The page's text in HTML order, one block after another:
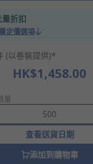
折扣
定價選項
(以卷裝提供)*
HK$1,458.00
量
查看送貨日期
添加到購物車